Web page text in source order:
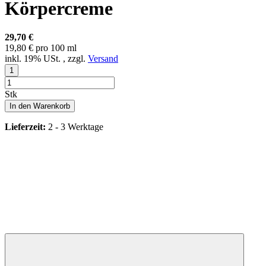
Körpercreme
29,70 €
19,80 € pro 100 ml
inkl. 19% USt. , zzgl. Versand
Stk
In den Warenkorb
Lieferzeit: 2 - 3 Werktage